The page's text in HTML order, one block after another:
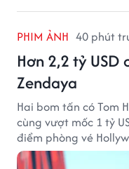
PHIM ẢNH 40 phút
Hơn 2,2 tỷ USD
Zendaya
Hai bom tấn có Tom
cùng vượt mốc 1 tỷ
điểm phòng vé